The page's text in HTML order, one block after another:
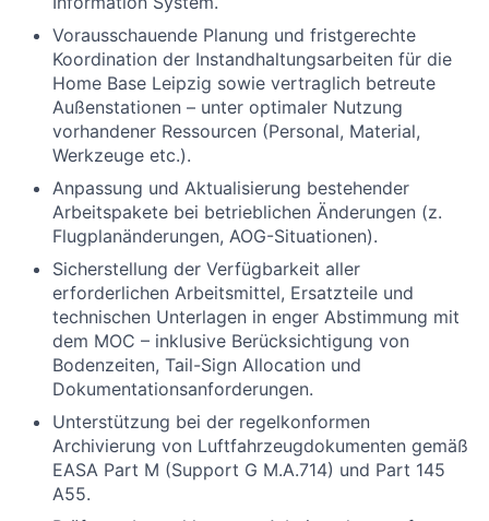
Vorausschauende Planung und fristgerechte
Koordination der Instandhaltungsarbeiten für die
Home Base Leipzig sowie vertraglich betreute
Außenstationen – unter optimaler Nutzung
vorhandener Ressourcen (Personal, Material,
Werkzeuge etc.).
Anpassung und Aktualisierung bestehender
Arbeitspakete bei betrieblichen Änderungen (z.
Flugplanänderungen, AOG-Situationen).
Sicherstellung der Verfügbarkeit aller
erforderlichen Arbeitsmittel, Ersatzteile und
technischen Unterlagen in enger Abstimmung mit
dem MOC – inklusive Berücksichtigung von
Bodenzeiten, Tail-Sign Allocation und
Dokumentationsanforderungen.
Unterstützung bei der regelkonformen
Archivierung von Luftfahrzeugdokumenten gemäß
EASA Part M (Support G M.A.714) und Part 145
A55.